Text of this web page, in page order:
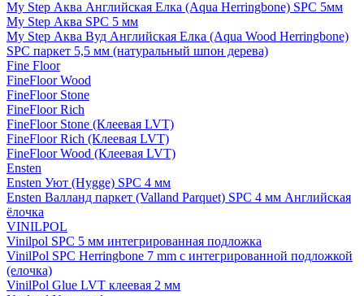
My Step Аква Английская Елка (Aqua Herringbone) SPC 5мм
My Step Аква SPC 5 мм
My Step Аква Вуд Английская Елка (Aqua Wood Herringbone)
SPC паркет 5,5 мм (натуральный шпон дерева)
Fine Floor
FineFloor Wood
FineFloor Stone
FineFloor Rich
FineFloor Stone (Клеевая LVT)
FineFloor Rich (Клеевая LVT)
FineFloor Wood (Клеевая LVT)
Ensten
Ensten Уют (Hygge) SPC 4 мм
Ensten Валланд паркет (Valland Parquet) SPC 4 мм Английская
ёлочка
VINILPOL
Vinilpol SPC 5 мм интегрированная подложка
VinilPol SPC Herringbone 7 mm с интегрированной подложкой
(елочка)
VinilPol Glue LVT клеевая 2 мм